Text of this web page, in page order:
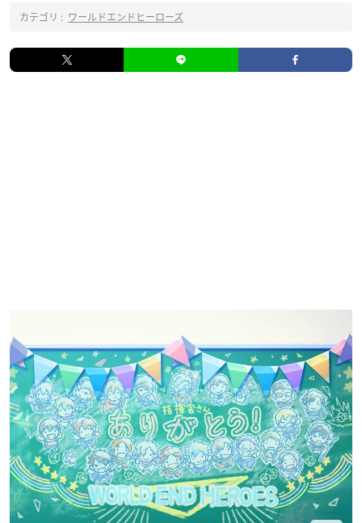
カテゴリ : ワールドエンドヒーローズ